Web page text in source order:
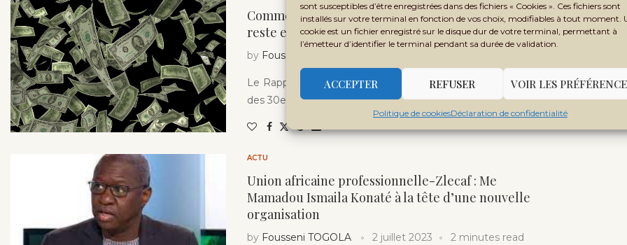
sont susceptibles d’être enregistrées dans des fichiers « Cookies ». Ces fichiers sont
installés sur votre terminal en fonction de vos choix, modifiables à tout moment.
cookie est un fichier enregistré sur le disque dur de votre terminal, permettant à
l’émetteur d’identifier le terminal pendant sa durée de validation.
ACCEPTER REFUSER VOIR LES
Politique de cookiesDéclaration de confidentialité
Commerce intra-africain : un important potentiel
reste encore inexploité
by Fousseni TOGOLA
Le Rapport sur le commerce africain, édition 2023, lancé lors
des 30e Assemblées annuelles d’Afreximbank à Accra, a …
ACTU
Union africaine professionnelle-Zlecaf : Me
Mamadou Ismaila Konaté à la tête d’une nouvelle
organisation
by Fousseni TOGOLA 2 juillet 2023 2 minutes read